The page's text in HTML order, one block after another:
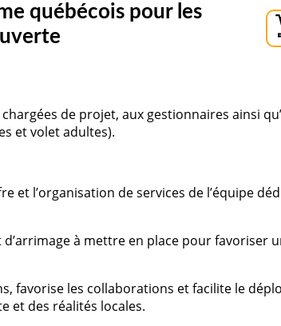
québécois pour les
de projet, aux gestionnaires ainsi
et volet adultes).
et l’organisation de services de l’équipe
à mettre en place pour favoriser
favorise les collaborations et facilite le
et des réalités locales.